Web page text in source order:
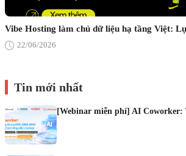
Vibe Hosting làm chủ dữ liệu hạ tầng Việt:
22/06/2026
Tin mới nhất
[Webinar miễn phí] AI Coworker: